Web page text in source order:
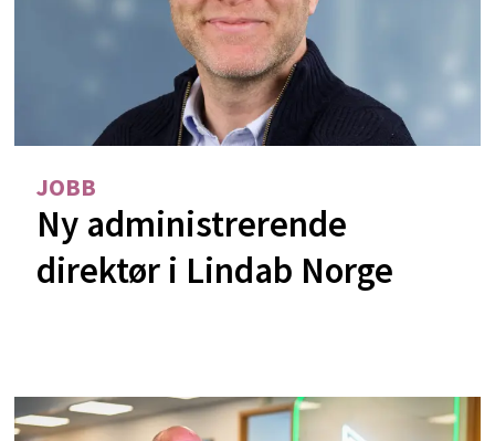
JOBB
Ny administrerende
direktør i Lindab Norge